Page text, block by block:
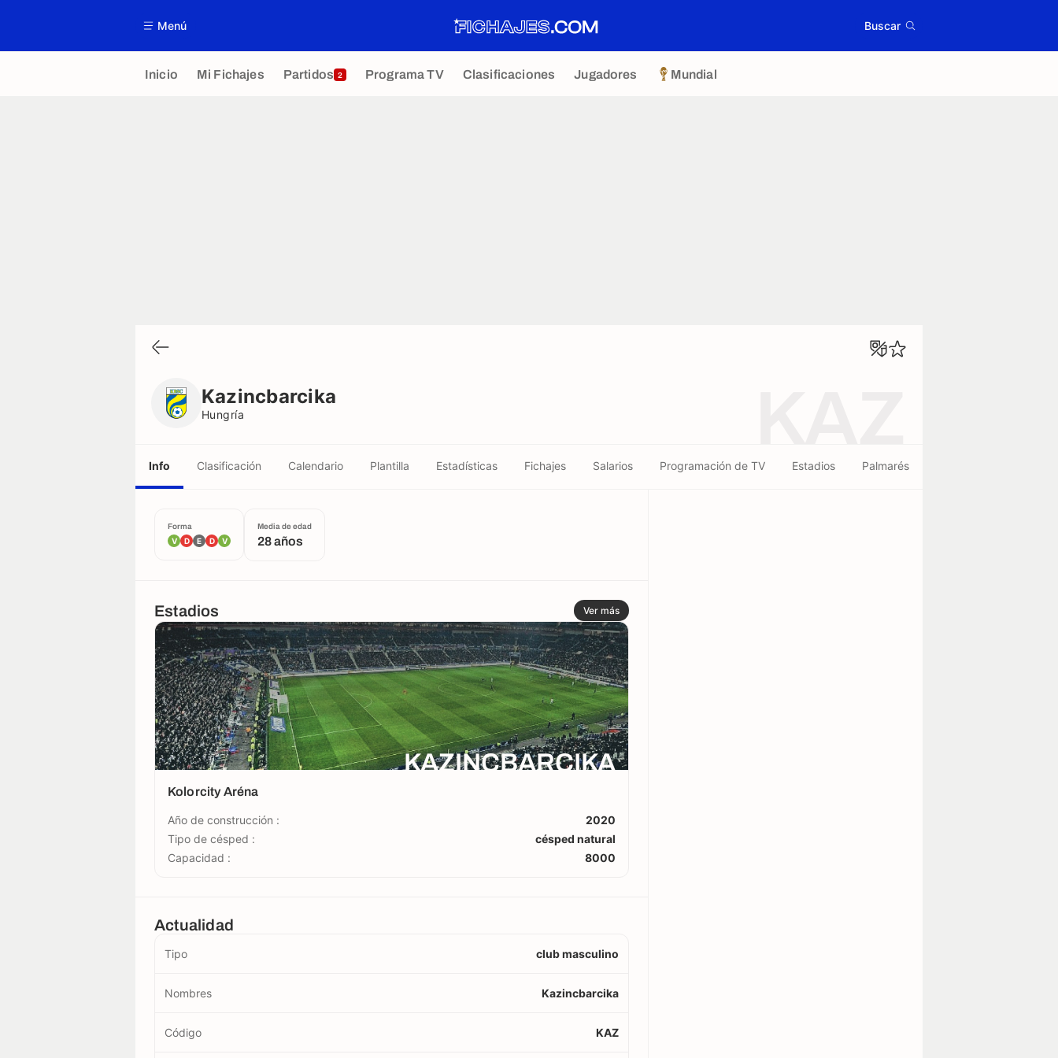
Menú Buscar
Inicio Mi Fichajes Partidos 2 Programa TV Clasificaciones Jugadores Mundial
Kazincbarcika
Hungría
Info Clasificación Calendario Plantilla Estadísticas Fichajes Salarios Programación de TV Estadios Palmarés
Forma
V D E D V
Media de edad
28 años
Estadios Ver más
KAZINCBARCIKA
Kolorcity Aréna
Año de construcción :
2020
Tipo de césped :
césped natural
Capacidad :
8000
Actualidad
Tipo club masculino
Nombres Kazincbarcika
Código KAZ